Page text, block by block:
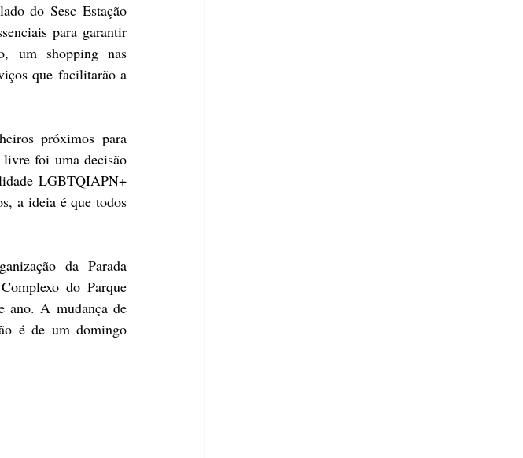
do Sesc Estação
para garantir
um shopping nas
que facilitarão a
próximos para
livre foi uma decisão
LGBTQIAPN+
a ideia é que todos
da Parada
do Parque
ano. A mudança de
é de um domingo